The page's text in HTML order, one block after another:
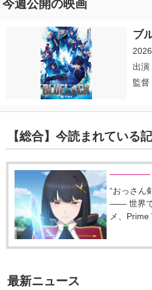
今週公開の映画
ブ
出演
監督
【総合】今読まれている
“おっさん
―― 世界で
メ、
最新ニュース